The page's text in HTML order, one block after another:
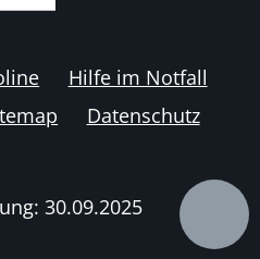
Hilfe im Notfall
Datenschutz
30.09.2025